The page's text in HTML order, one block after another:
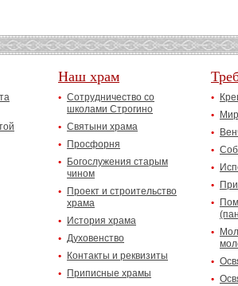
Наш храм
Сотрудничество со
школами Строгино
Святыни храма
Просфорня
Богослужения старым
чином
Проект и строительство
храма
История храма
Духовенство
Контакты и реквизиты
Приписные храмы